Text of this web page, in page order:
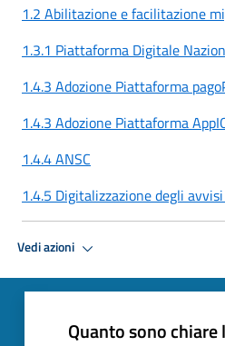
1.2 Abilitazione e facilitazione
1.3.1 Piattaforma Digitale
1.4.3 Adozione Piattaforma
1.4.3 Adozione Piattaforma
1.4.4 ANSC
1.4.5 Digitalizzazione degli
Vedi azioni
Quanto sono